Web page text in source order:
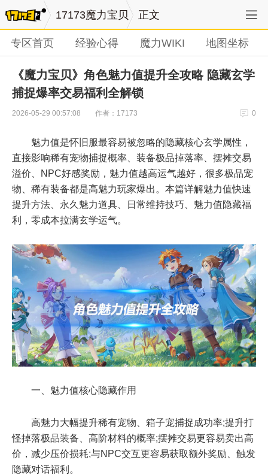
17173魔力宝贝 正文
专区首页 经验心得 魔力WIKI 地图坐标
《魔力宝贝》角色魅力值提升全攻略 隐藏玄学
捕捉爆率交易福利全解锁
2026-05-29 00:57:08 作者：17173 0
魅力值是怀旧服最容易被忽略的隐藏核心玄学属性，
直接影响稀有宠物捕捉概率、装备极品掉落率、摆摊交易
溢价、NPC好感奖励，魅力值越高运气越好，很多极品宠
物、稀有装备都是高魅力玩家爆出。本篇详解魅力值快速
提升方法、永久魅力道具、日常维持技巧、魅力值隐藏福
利，零成本拉满玄学运气。
一、魅力值核心隐藏作用
高魅力大幅提升稀有宠物、箱子宠捕捉成功率;提升打
怪掉落极品装备、高阶材料的概率;摆摊交易更容易卖出高
价，减少压价损耗;与NPC交互更容易获取额外奖励、触发
隐藏对话福利。